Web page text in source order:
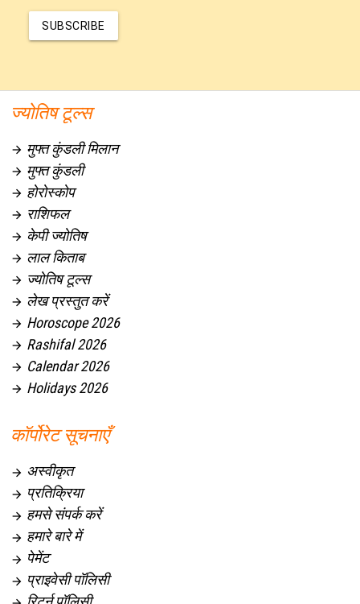
SUBSCRIBE
ज्योतिष टूल्स
 मुफ्त कुंडली मिलान
 मुफ्त कुंडली
 होरोस्कोप
 राशिफल
 केपी ज्योतिष
 लाल किताब
 ज्योतिष टूल्स
 लेख प्रस्तुत करें
 Horoscope 2026
 Rashifal 2026
 Calendar 2026
 Holidays 2026
कॉर्पोरेट सूचनाएँ
 अस्वीकृत
 प्रतिक्रिया
 हमसे संपर्क करें
 हमारे बारे में
 पेमेंट
 प्राइवेसी पॉलिसी